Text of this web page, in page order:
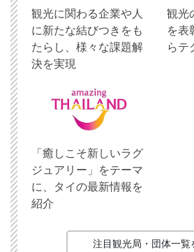
観光に関わる企業や人
に新たな結びつきをも
たらし、様々な課題解
決を実現
観光
を表
らテ
「癒しこそ新しいラグ
ジュアリー」をテーマ
に、タイの最新情報を
紹介
注目観光局・団体一覧